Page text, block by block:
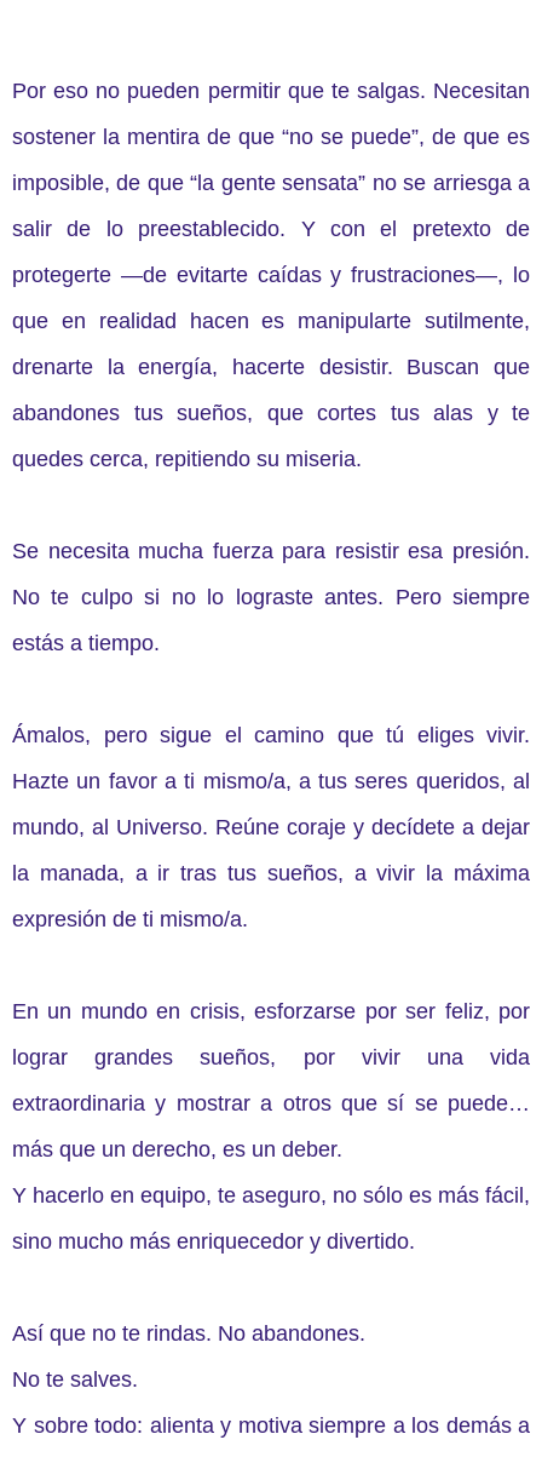
Por eso no pueden permitir que te salgas. Necesitan
sostener la mentira de que “no se puede”, de que es
imposible, de que “la gente sensata” no se arriesga a
salir de lo preestablecido. Y con el pretexto de
protegerte —de evitarte caídas y frustraciones—, lo
que en realidad hacen es manipularte sutilmente,
drenarte la energía, hacerte desistir. Buscan que
abandones tus sueños, que cortes tus alas y te
quedes cerca, repitiendo su miseria.
Se necesita mucha fuerza para resistir esa presión.
No te culpo si no lo lograste antes. Pero siempre
estás a tiempo.
Ámalos, pero sigue el camino que tú eliges vivir.
Hazte un favor a ti mismo/a, a tus seres queridos, al
mundo, al Universo. Reúne coraje y decídete a dejar
la manada, a ir tras tus sueños, a vivir la máxima
expresión de ti mismo/a.
En un mundo en crisis, esforzarse por ser feliz, por
lograr grandes sueños, por vivir una vida
extraordinaria y mostrar a otros que sí se puede…
más que un derecho, es un deber.
Y hacerlo en equipo, te aseguro, no sólo es más fácil,
sino mucho más enriquecedor y divertido.
Así que no te rindas. No abandones.
No te salves.
Y sobre todo: alienta y motiva siempre a los demás a